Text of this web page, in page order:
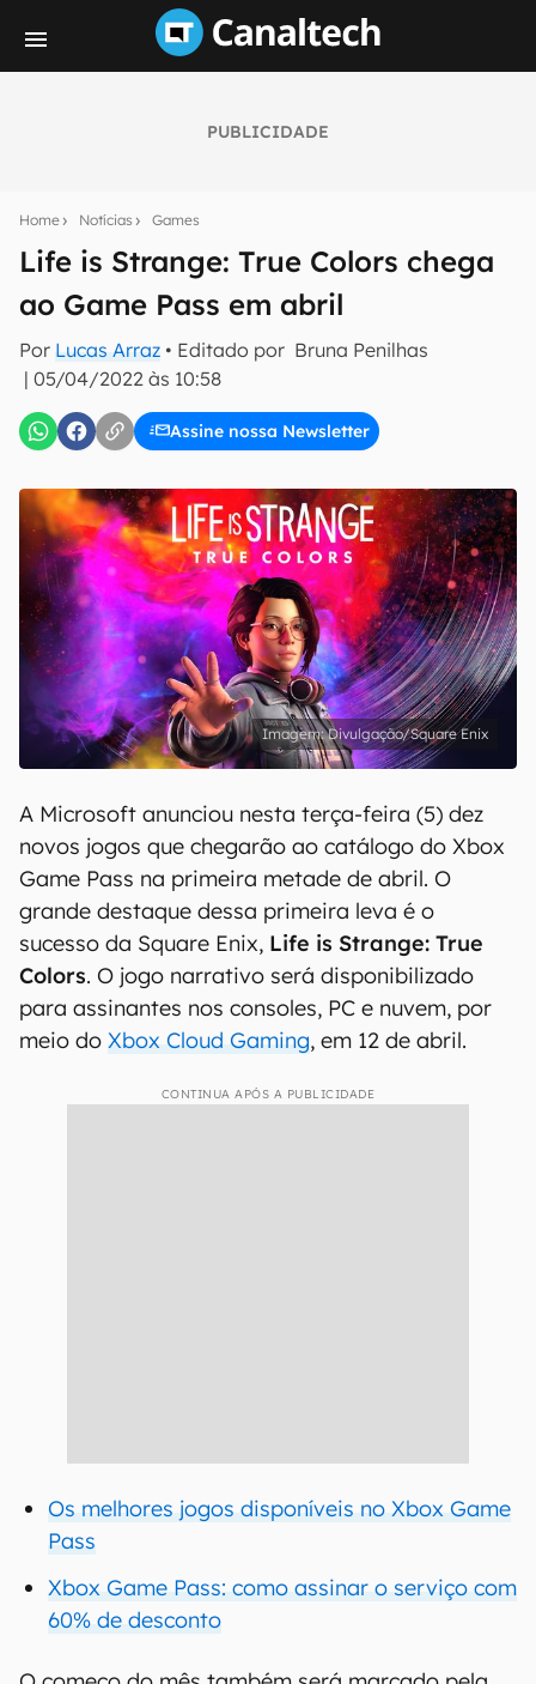
PUBLICIDADE
Home Notícias Games
Life is Strange: True Colors chega
ao Game Pass em abril
Por Lucas Arraz • Editado por Bruna Penilhas
| 05/04/2022 às 10:58
Assine nossa Newsletter
notícias e reviews sobre tecnologia em primeira
mão.
E-mail
Uso e Política de Privacidade do Canaltech.
Divulgação/Square Enix
A Microsoft anunciou nesta terça-feira (5) dez
novos jogos que chegarão ao catálogo do Xbox
Game Pass na primeira metade de abril. O
grande destaque dessa primeira leva é o
sucesso da Square Enix, Life is Strange: True
Colors. O jogo narrativo será disponibilizado
para assinantes nos consoles, PC e nuvem, por
meio do Xbox Cloud Gaming, em 12 de abril.
CONTINUA APÓS A PUBLICIDADE
Os melhores jogos disponíveis no Xbox Game
Pass
Xbox Game Pass: como assinar o serviço com
60% de desconto